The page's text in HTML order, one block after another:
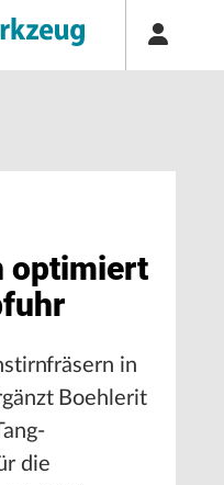
optimiert
in
Boehlerit
die